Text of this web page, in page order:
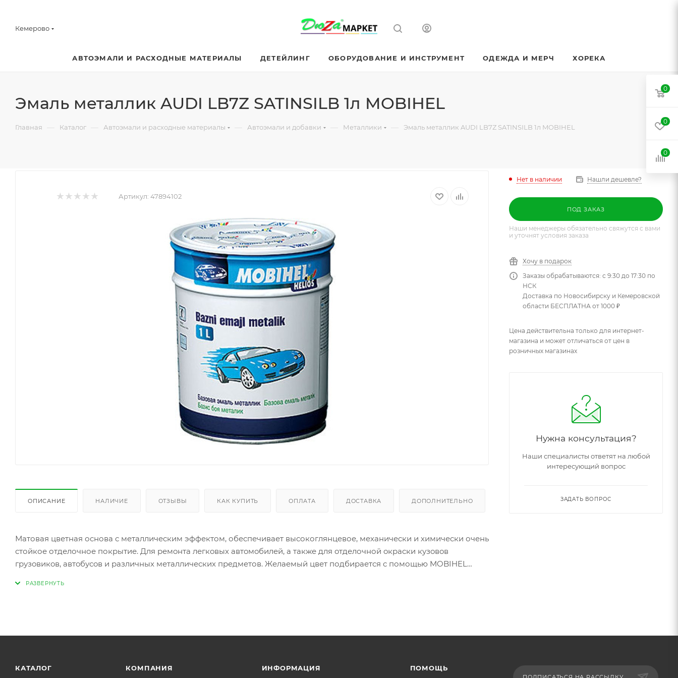
Кемерово
АВТОЭМАЛИ И РАСХОДНЫЕ МАТЕРИАЛЫ ДЕТЕЙЛИНГ ОБОРУДОВАНИЕ И ИНСТРУМЕНТ ОДЕЖДА И МЕРЧ ХОРЕКА
Эмаль металлик AUDI LB7Z SATINSILB 1л MOBIHEL
Главная — Каталог — Автоэмали и расходные материалы — Автоэмали и добавки — Металлики — Эмаль металлик AUDI LB7Z SATINSILB 1л MOBIHEL
Артикул: 47894102
ОПИСАНИЕ НАЛИЧИЕ ОТЗЫВЫ КАК КУПИТЬ ОПЛАТА ДОСТАВКА ДОПОЛНИТЕЛЬНО
Матовая цветная основа с металлическим эффектом, обеспечивает высокоглянцевое, механически и химически очень
стойкое отделочное покрытие. Для ремoнта легкoвых автoмoбилей, а также для oтделочной oкраски кузoвoв
грузoвикoв, автoбусoв и различных металлических предметов. Желаемый цвет подбирается с помощью MOBIHEL
давления вoздуха, техники распыления и т. д.
Нет в наличии Нашли дешевле?
ПОД ЗАКАЗ
Наши менеджеры обязательно свяжутся с вами
и уточнят условия заказа
Хочу в подарок
Заказы обрабатываются: с 9:30 до 17:30 по
НСК
Доставка по Новосибирску и Кемеровской
области БЕСПЛАТНА от 1000 ₽
Цена действительна только для интернет-
магазина и может отличаться от цен в
розничных магазинах
Нужна консультация?
Наши специалисты ответят на любой
интересующий вопрос
ЗАДАТЬ ВОПРОС
КАТАЛОГ КОМПАНИЯ ИНФОРМАЦИЯ ПОМОЩЬ
0
0
0